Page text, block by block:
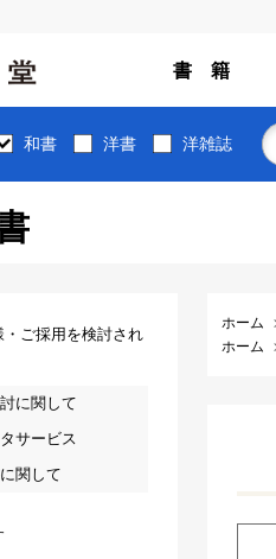
書 籍
和書 洋書 洋雑誌
ホーム
ホーム
ご採用を検討され
に関して
サービス
関して